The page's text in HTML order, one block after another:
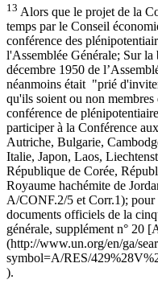
13 Alors que le projet de la
temps par le Conseil
conférence des
l'Assemblée Générale; Sur
décembre 1950 de
néanmoins était "prié
qu'ils soient ou non
conférence de
participer à la Conférence
Autriche, Bulgarie,
Italie, Japon, Laos,
République de Corée,
Royaume hachémite de
A/CONF.2/5 et Corr.1); pour
documents officiels de la
générale, supplément n° 20
(http://www.un.org/en/ga/
symbol=A/RES/
).